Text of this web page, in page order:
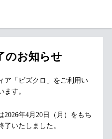
のお知らせ
ア「ビズクロ」をご利用い
す。
年4月20日（月）をもち
了いたしました。